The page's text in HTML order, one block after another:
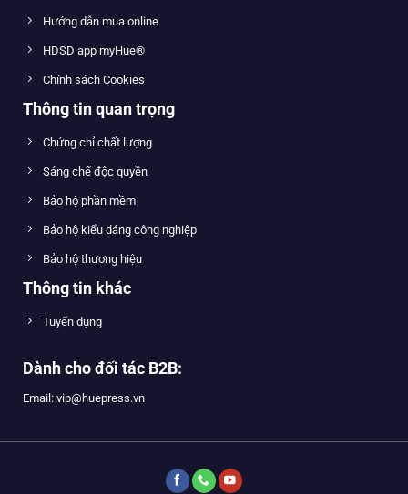
Hướng dẫn mua online
HDSD app myHue®
Chính sách Cookies
Thông tin quan trọng
Chứng chỉ chất lượng
Sáng chế độc quyền
Bảo hộ phần mềm
Bảo hộ kiểu dáng công nghiệp
Bảo hộ thương hiệu
Thông tin khác
Tuyển dụng
Dành cho đối tác B2B:
Email: vip@huepress.vn